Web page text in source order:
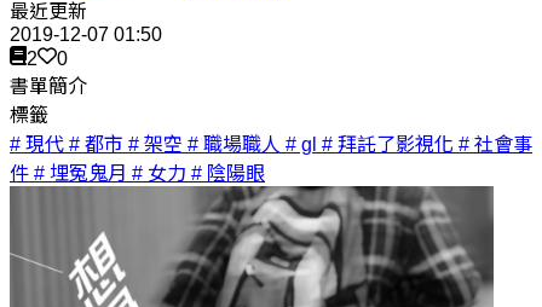
最近更新
2019-12-07 01:50
2
0
書單簡介
標籤
# 現代 # 都市 # 架空 # 職場職人 # gl # 拜託了影視化 # 社會事
件 # 埋冤鬼月 # 女力 # 陰陽眼